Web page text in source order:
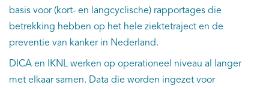
basis voor (kort- en langcyclische) rapportages die
betrekking hebben op het hele ziektetraject en de
preventie van kanker in Nederland.
DICA en IKNL werken op operationeel niveau al langer
met elkaar samen. Data die worden ingezet voor